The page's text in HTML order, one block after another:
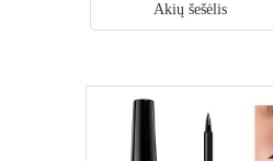
Akių šešėlis